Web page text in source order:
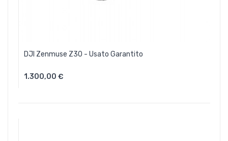
DJI Zenmuse Z30 - Usato Garantito
1.300,00 €
Aggiungi Al Carrello